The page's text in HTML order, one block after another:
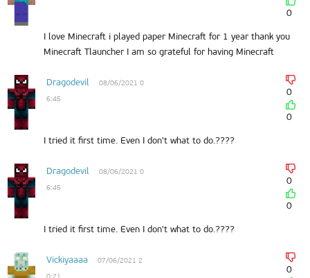
0
I love Minecraft i played paper Minecraft for 1 year thank you
Minecraft Tlauncher I am so grateful for having Minecraft
Dragodevil
08/06/2021 0
6:45
0
0
I tried it first time. Even I don't what to do.????
Dragodevil
08/06/2021 0
6:45
0
0
I tried it first time. Even I don't what to do.????
Vickiyaaaa
07/06/2021 2
0